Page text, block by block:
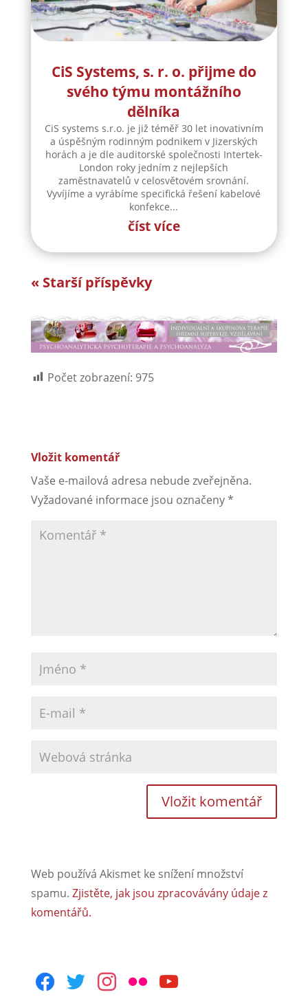
CiS Systems, s. r. o. přijme do
svého týmu montážního
dělníka
CiS systems s.r.o. je již téměř 30 let inovativním
a úspěšným rodinným podnikem v Jizerských
London roky jedním z nejlepších
Vyvíjíme a vyrábíme specifická řešení kabelové
číst více
« Starší příspěvky
spamu.Zjistěte, jak jsou zpracovávány údaje z